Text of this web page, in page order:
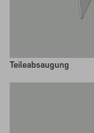
Teileabsaugung